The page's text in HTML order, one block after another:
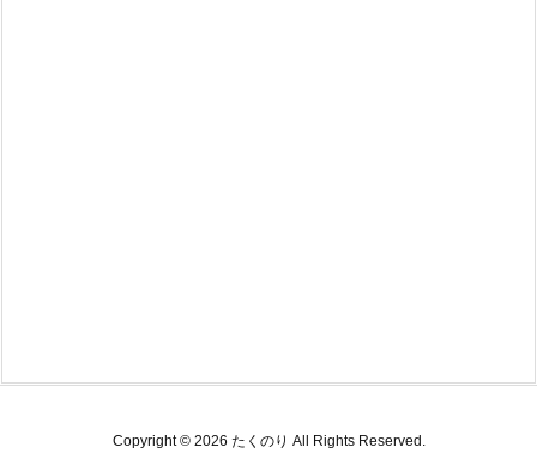
Copyright © 2026 たくのり All Rights Reserved.